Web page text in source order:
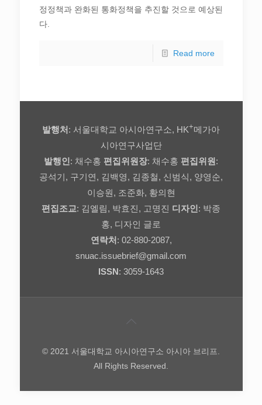
정정책과 완화된 통화정책을 추진할 것으로 예상된
다.
Read more
발행처 : 서울대학교 아시아연구소, HK+메가아
시아연구사업단
발행인 : 채수홍 편집위원장: 채수홍 편집위원 :
공석기, 구기연, 김백영, 김종철, 신범식, 양영순,
이승원, 조준화, 황의현
편집조교: 김엘림, 박효진, 고명진 디자인 : 박종
홍, 디자인 글로
연락처 : 02-880-2087,
snuac.issuebrief@gmail.com
ISSN: 3059-1643
© 2021 서울대학교 아시아연구소 아시아 브리프.
All Rights Reserved.